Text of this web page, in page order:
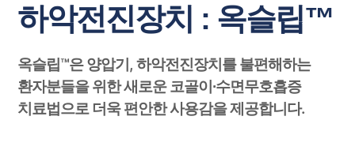
하악전진장치 : 옥슬립™
옥슬립™은 양압기, 하악전진장치를 불편해하는
환자분들을 위한 새로운 코골이∙수면무호흡증
치료법으로 더욱 편안한 사용감을 제공합니다.